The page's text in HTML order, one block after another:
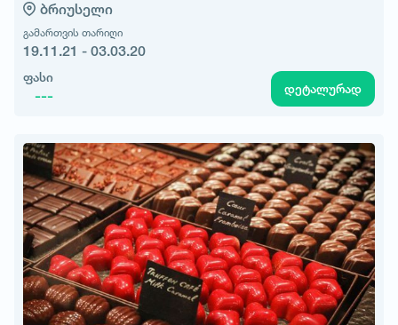
ბრიუსელი
გამართვის თარიღი
19.11.21 - 03.03.20
ფასი
--- დეტალურად